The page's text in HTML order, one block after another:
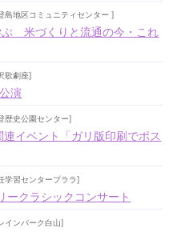
島地区コミュニティセンター ]
米づくりと流通の今・これ
歌劇座]
演
歴史公園センター]
イベント「ガリ版印刷でポス
学習センタープララ]
ークラシックコンサート
インパーク白山]